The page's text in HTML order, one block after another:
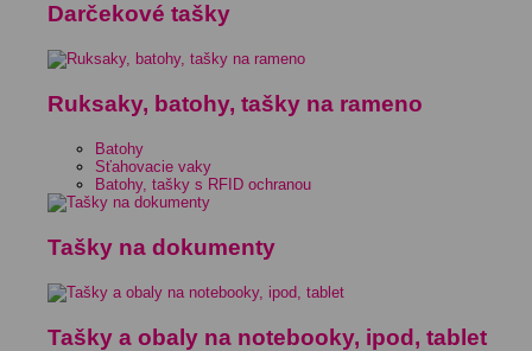
Darčekové tašky
Ruksaky, batohy, tašky na rameno
Batohy
Sťahovacie vaky
Batohy, tašky s RFID ochranou
Tašky na dokumenty
Tašky a obaly na notebooky, ipod, tablet